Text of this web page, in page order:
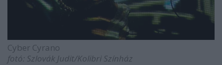
Cyber Cyrano
fotó: Szlovák Judit/Kolibri Színház